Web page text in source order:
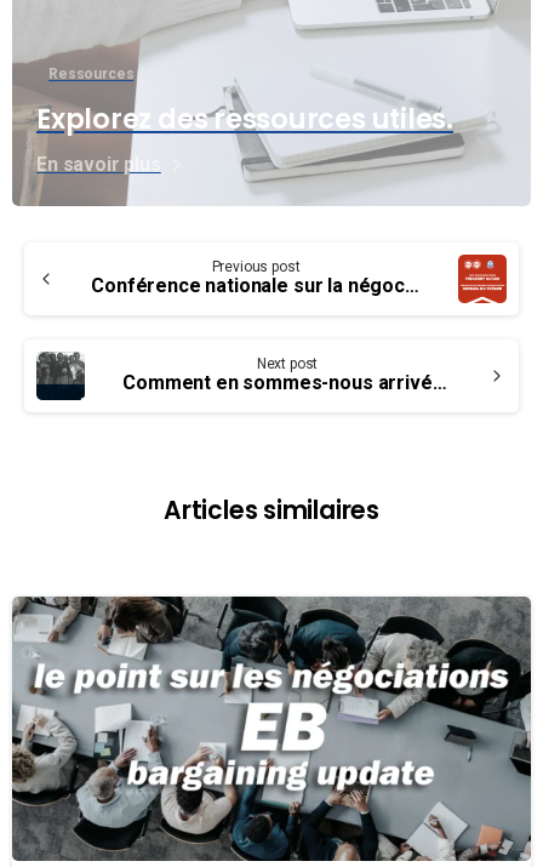
Ressources
Explorez des ressources utiles.
En savoir plus
Reading
Previous post
Conférence nationale sur la négociation de l’AFPC 2021 avec le Conseil du Trésor – Les nouvelles équipes de négociation
Next post
Comment en sommes-nous arrivés à protéger les travailleurs au Canada ?
Articles similaires